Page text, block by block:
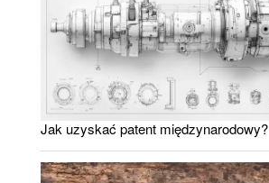
Jak uzyskać patent międzynarodowy?